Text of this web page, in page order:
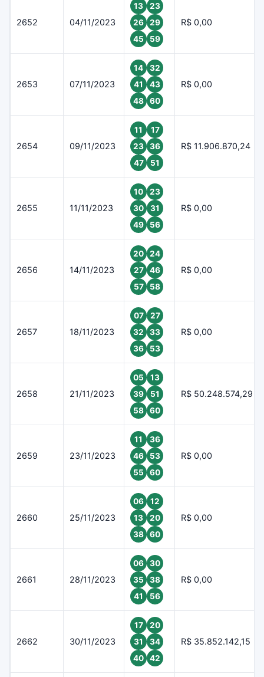
2652 04/11/2023
13
23
26
29
45
59
R$ 0,00
2653 07/11/2023
14
32
41
43
48
60
R$ 0,00
2654 09/11/2023
11
17
23
36
47
51
R$ 11.906.870,24
2655 11/11/2023
10
23
30
31
49
56
R$ 0,00
2656 14/11/2023
20
24
27
46
57
58
R$ 0,00
2657 18/11/2023
07
27
32
33
36
53
R$ 0,00
2658 21/11/2023
05
13
39
51
58
60
R$ 50.248.574,29
2659 23/11/2023
11
36
46
53
55
60
R$ 0,00
2660 25/11/2023
06
12
13
20
38
60
R$ 0,00
2661 28/11/2023
06
30
35
38
41
56
R$ 0,00
2662 30/11/2023
17
20
31
34
40
42
R$ 35.852.142,15